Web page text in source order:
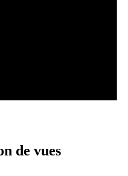
de vues